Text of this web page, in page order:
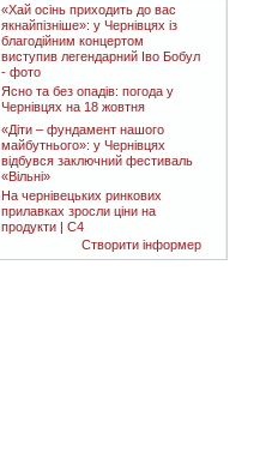
«Хай осінь приходить до вас
якнайпізніше»: у Чернівцях із
благодійним концертом
виступив легендарний Іво Бобул
- фото
Ясно та без опадів: погода у
Чернівцях на 18 жовтня
«Діти – фундамент нашого
майбутнього»: у Чернівцях
відбувся заключний фестиваль
«Вільні»
На чернівецьких ринкових
прилавках зросли ціни на
продукти | C4
Створити інформер